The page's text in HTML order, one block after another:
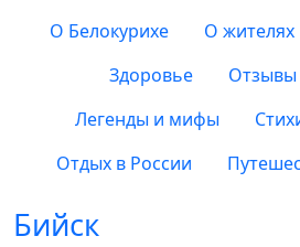
О Белокурихе О жителях
Здоровье
Отзывы
Легенды и мифы
Отдых в России
Бийск